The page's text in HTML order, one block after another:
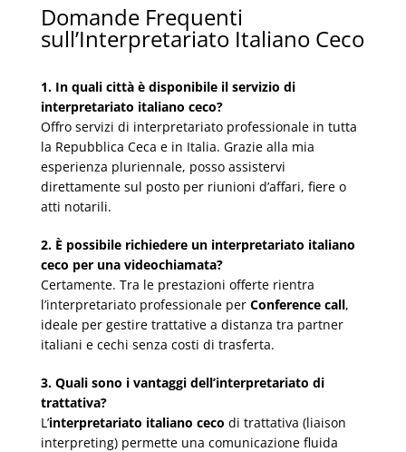
Domande Frequenti
sull’Interpretariato Italiano Ceco
1. In quali città è disponibile il servizio di
interpretariato italiano ceco?
Offro servizi di interpretariato professionale in tutta
la Repubblica Ceca e in Italia. Grazie alla mia
esperienza pluriennale, posso assistervi
direttamente sul posto per riunioni d’affari, fiere o
atti notarili.
2. È possibile richiedere un interpretariato italiano
ceco per una videochiamata?
Certamente. Tra le prestazioni offerte rientra
l’interpretariato professionale per Conference call,
ideale per gestire trattative a distanza tra partner
italiani e cechi senza costi di trasferta.
3. Quali sono i vantaggi dell’interpretariato di
trattativa?
L’interpretariato italiano ceco di trattativa (liaison
interpreting) permette una comunicazione fluida